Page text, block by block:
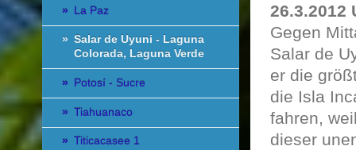
26.3.2012
Gegen
Salar de
er die
die Isla
fahren,
dieser
La Paz
Salar de Uyuni - Laguna
Colorada, Laguna Verde
Potosí - Sucre
Tiahuanaco
Titicacasee 1